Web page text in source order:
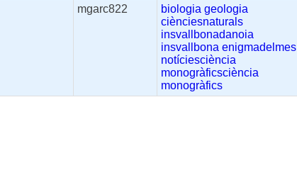
mgarc822 biologia geologia
ciènciesnaturals
insvallbonadanoia
insvallbona enigmadelmes
notíciesciència
monogràficsciència
monogràfics